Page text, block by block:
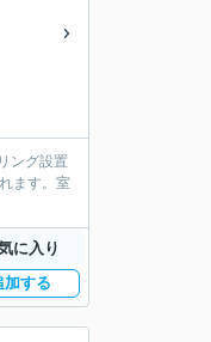
ング設置
ます。室
に入り
加する